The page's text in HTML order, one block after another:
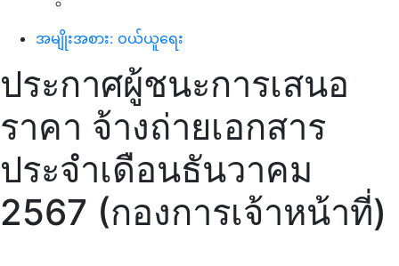
အမျိုးအစား: ဝယ်ယူရေး
ประกาศผู้ชนะการเสนอ
ราคา จ้างถ่ายเอกสาร
ประจำเดือนธันวาคม
2567 (กองการเจ้าหน้าที่)